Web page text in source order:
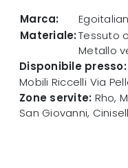
Marca:
Materiale:Tessuto
Metallo
Disponibile presso:
Mobili Riccelli Via
Zone servite: Rho,
San Giovanni,